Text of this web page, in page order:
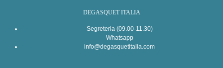
DEGASQUET ITALIA
Segreteria (09.00-11.30)
Whatsapp
info@degasquetitalia.com